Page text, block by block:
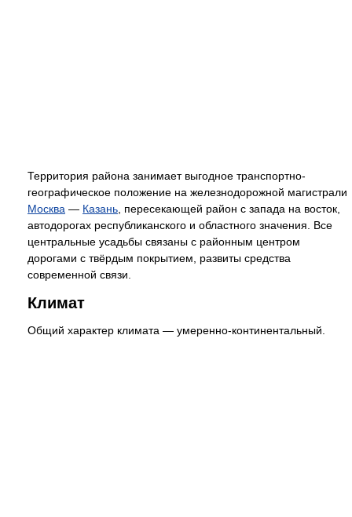
Территория района занимает выгодное транспортно-
географическое положение на железнодорожной магистрали
Москва — Казань , пересекающей район с запада на восток,
автодорогах республиканского и областного значения. Все
центральные усадьбы связаны с районным центром
дорогами с твёрдым покрытием, развиты средства
современной связи.
Климат
Общий характер климата — умеренно-континентальный.